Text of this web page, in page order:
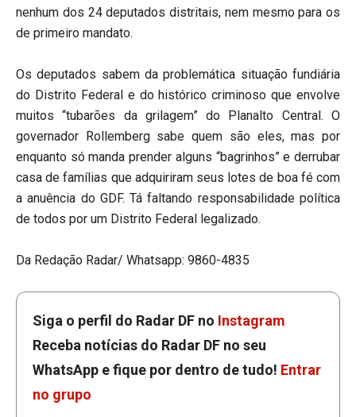
nenhum dos 24 deputados distritais, nem mesmo para os
de primeiro mandato.
Os deputados sabem da problemática situação fundiária
do Distrito Federal e do histórico criminoso que envolve
muitos “tubarões da grilagem” do Planalto Central. O
governador Rollemberg sabe quem são eles, mas por
enquanto só manda prender alguns “bagrinhos” e derrubar
casa de famílias que adquiriram seus lotes de boa fé com
a anuência do GDF. Tá faltando responsabilidade política
de todos por um Distrito Federal legalizado.
Da Redação Radar/ Whatsapp: 9860-4835
Siga o perfil do Radar DF no Instagram
Receba notícias do Radar DF no seu
WhatsApp e fique por dentro de tudo! Entrar
no grupo